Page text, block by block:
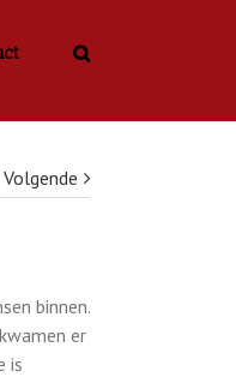
Volgende
binnen.
er
is